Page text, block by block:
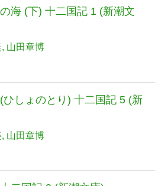
海 (下) 十二国記 1 (新潮文
山田章博
ひしょのとり) 十二国記 5 (新
山田章博